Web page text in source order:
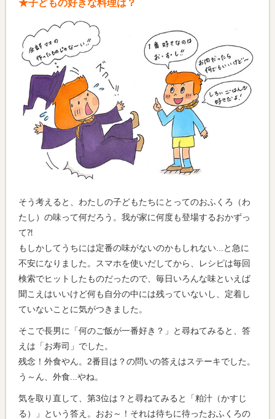
★子どもの好きな料理は？
そう考えると、わたしの子どもたちにとってのおふくろ（わ
たし）の味って何だろう。我が家に何度も登場するおかずっ
て⁈
もしかしてうちには定番の味がないのかもしれない...と急に
不安になりました。スマホを使いだしてから、レシピは毎回
検索でヒットしたものだったので、毎日いろんな味といえば
聞こえはいいけど何も自分の中には残っていないし、定着し
ていないことに気がつきました。
そこで長男に「何のご飯が一番好き？」と尋ねてみると、答
えは「お寿司」でした。
残念！外食やん。2番目は？の問いの答えはステーキでした。
う～ん、外食...やね。
気を取り直して、第3位は？と尋ねてみると「粕汁（かすじ
る）」という答え。おお～！それは待ちに待ったおふくろの